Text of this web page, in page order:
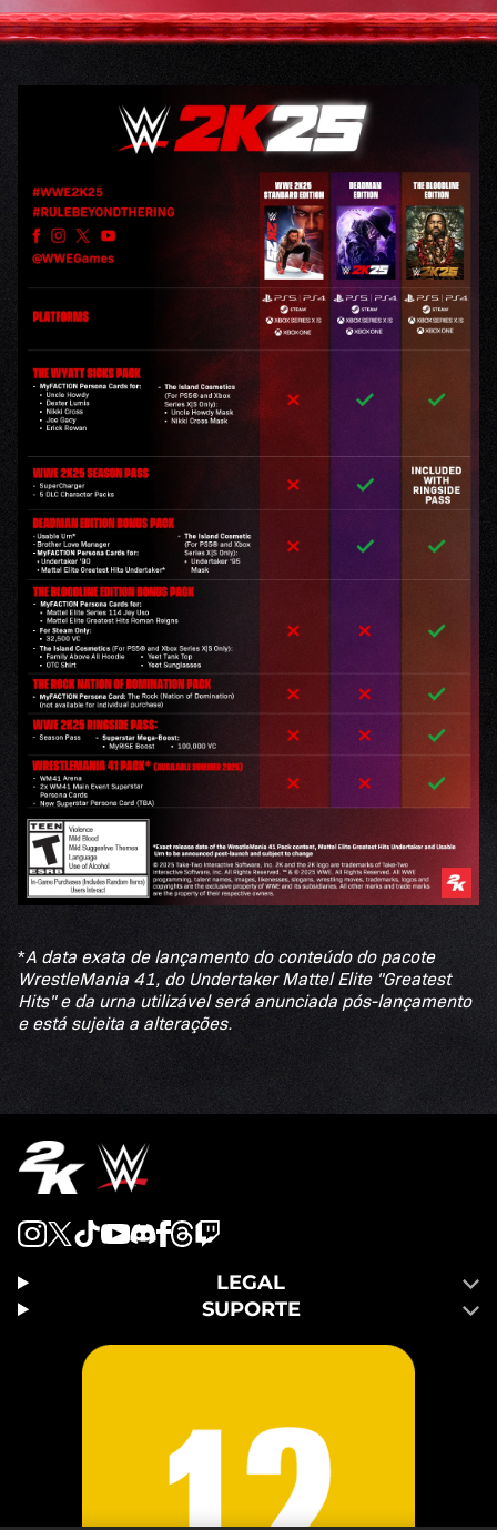
*A data exata de lançamento do conteúdo do pacote
WrestleMania 41, do Undertaker Mattel Elite "Greatest
Hits" e da urna utilizável será anunciada pós-lançamento
e está sujeita a alterações.
LEGAL
SUPORTE